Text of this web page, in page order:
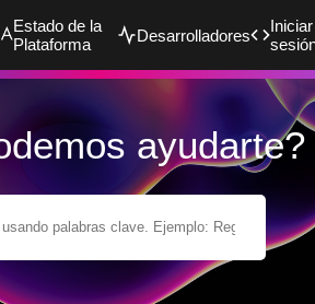
Estado de la
Plataforma
Desarrolladores
Iniciar
ayudarte?